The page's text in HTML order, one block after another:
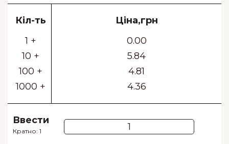
Кіл-ть
1 +
10 +
100 +
1000 +
Ціна,грн
0.00
5.84
4.81
4.36
Ввести
Кратно: 1